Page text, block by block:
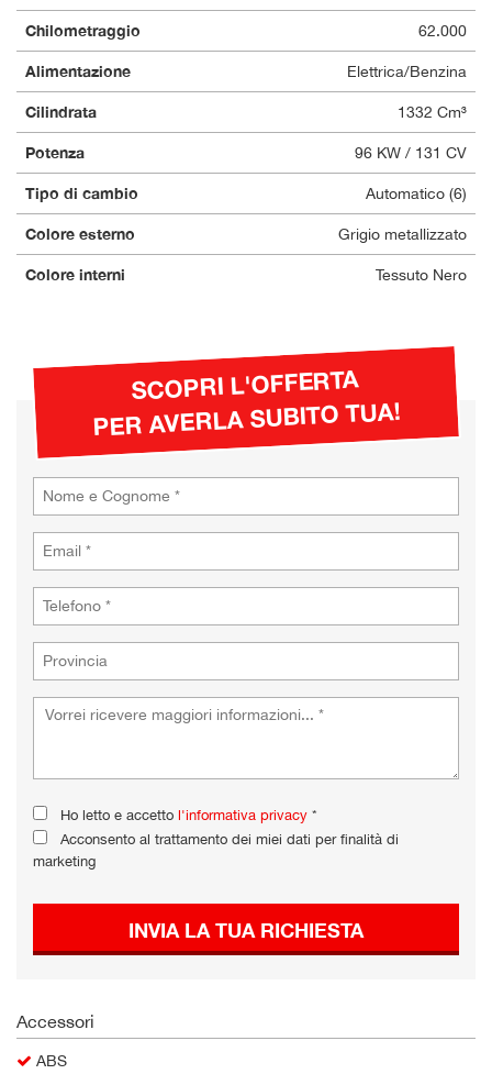
Chilometraggio 62.000
Alimentazione Elettrica/Benzina
Cilindrata 1332 Cm³
Potenza 96 KW / 131 CV
Tipo di cambio Automatico (6)
Colore esterno Grigio metallizzato
Colore interni Tessuto Nero
SCOPRI L'OFFERTA
PER AVERLA SUBITO TUA!
Ho letto e accetto l'informativa privacy *
Acconsento al trattamento dei miei dati per finalità di
marketing
INVIA LA TUA RICHIESTA
Accessori
ABS